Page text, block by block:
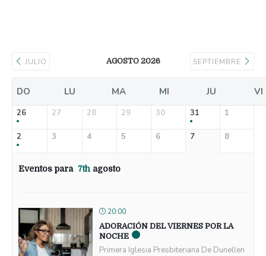
JULIO AGOSTO 2026 SEPTIEMBRE
DO LU MA MI JU VI
26 27 28 29 30 31 1
2 3 4 5 6 7 8
Eventos para 7th agosto
20:00
ADORACIÓN DEL VIERNES POR LA
NOCHE
Primera Iglesia Presbiteriana De Dunellen